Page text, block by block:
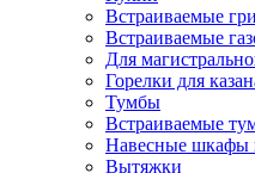
Встраиваемые
Встраиваемые
Для
Горелки для
Тумбы
Встраиваемые
Навесные шкафы
Вытяжки